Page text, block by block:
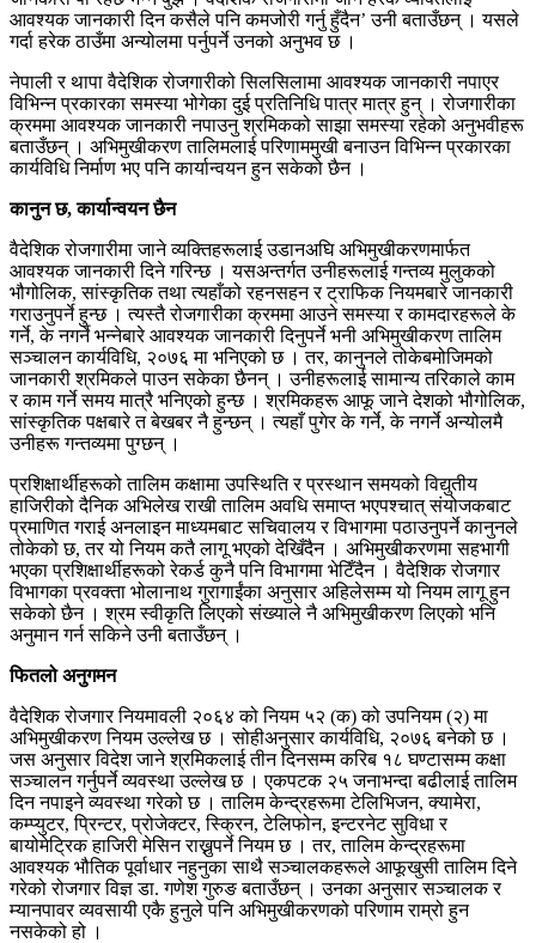
आवश्यक जानकारी दिन कसैले पनि कमजोरी गर्नु हुँदैन’ उनी बताउँछन् । यसले
गर्दा हरेक ठाउँमा अन्योलमा पर्नुपर्ने उनको अनुभव छ ।
नेपाली र थापा वैदेशिक रोजगारीको सिलसिलामा आवश्यक जानकारी नपाएर
विभिन्न प्रकारका समस्या भोगेका दुई प्रतिनिधि पात्र मात्र हुन् । रोजगारीका
क्रममा आवश्यक जानकारी नपाउनु श्रमिकको साझा समस्या रहेको अनुभवीहरू
बताउँछन् । अभिमुखीकरण तालिमलाई परिणाममुखी बनाउन विभिन्न प्रकारका
कार्यविधि निर्माण भए पनि कार्यान्वयन हुन सकेको छैन ।
कानुन छ, कार्यान्वयन छैन
वैदेशिक रोजगारीमा जाने व्यक्तिहरूलाई उडानअघि अभिमुखीकरणमार्फत
आवश्यक जानकारी दिने गरिन्छ । यसअन्तर्गत उनीहरूलाई गन्तव्य मुलुकको
भौगोलिक, सांस्कृतिक तथा त्यहाँको रहनसहन र ट्राफिक नियमबारे जानकारी
गराउनुपर्ने हुन्छ । त्यस्तै रोजगारीका क्रममा आउने समस्या र कामदारहरूले के
गर्ने, के नगर्ने भन्नेबारे आवश्यक जानकारी दिनुपर्ने भनी अभिमुखीकरण तालिम
सञ्चालन कार्यविधि, २०७६ मा भनिएको छ । तर, कानुनले तोकेबमोजिमको
जानकारी श्रमिकले पाउन सकेका छैनन् । उनीहरूलाई सामान्य तरिकाले काम
र काम गर्ने समय मात्रै भनिएको हुन्छ । श्रमिकहरू आफू जाने देशको भौगोलिक,
सांस्कृतिक पक्षबारे त बेखबर नै हुन्छन् । त्यहाँ पुगेर के गर्ने, के नगर्ने अन्योलमै
उनीहरू गन्तव्यमा पुग्छन् ।
प्रशिक्षार्थीहरूको तालिम कक्षामा उपस्थिति र प्रस्थान समयको विद्युतीय
हाजिरीको दैनिक अभिलेख राखी तालिम अवधि समाप्त भएपश्चात् संयोजकबाट
प्रमाणित गराई अनलाइन माध्यमबाट सचिवालय र विभागमा पठाउनुपर्ने कानुनले
तोकेको छ, तर यो नियम कतै लागू भएको देखिँदैन । अभिमुखीकरणमा सहभागी
भएका प्रशिक्षार्थीहरूको रेकर्ड कुनै पनि विभागमा भेटिँदैन । वैदेशिक रोजगार
विभागका प्रवक्ता भोलानाथ गुरागाईंका अनुसार अहिलेसम्म यो नियम लागू हुन
सकेको छैन । श्रम स्वीकृति लिएको संख्याले नै अभिमुखीकरण लिएको भनि
अनुमान गर्न सकिने उनी बताउँछन् ।
फितलो अनुगमन
वैदेशिक रोजगार नियमावली २०६४ को नियम ५२ (क) को उपनियम (२) मा
अभिमुखीकरण नियम उल्लेख छ । सोहीअनुसार कार्यविधि, २०७६ बनेको छ ।
जस अनुसार विदेश जाने श्रमिकलाई तीन दिनसम्म करिब १८ घण्टासम्म कक्षा
सञ्चालन गर्नुपर्ने व्यवस्था उल्लेख छ । एकपटक २५ जनाभन्दा बढीलाई तालिम
दिन नपाइने व्यवस्था गरेको छ । तालिम केन्द्रहरूमा टेलिभिजन, क्यामेरा,
कम्प्युटर, प्रिन्टर, प्रोजेक्टर, स्क्रिन, टेलिफोन, इन्टरनेट सुविधा र
बायोमेट्रिक हाजिरी मेसिन राख्नुपर्ने नियम छ । तर, तालिम केन्द्रहरूमा
आवश्यक भौतिक पूर्वाधार नहुनुका साथै सञ्चालकहरूले आफूखुसी तालिम दिने
गरेको रोजगार विज्ञ डा. गणेश गुरुङ बताउँछन् । उनका अनुसार सञ्चालक र
म्यानपावर व्यवसायी एकै हुनुले पनि अभिमुखीकरणको परिणाम राम्रो हुन
नसकेको हो ।